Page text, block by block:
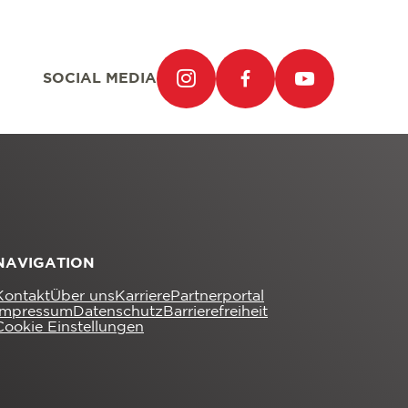
SOCIAL MEDIA
Über uns KarrierePartnerportal
Datenschutz Barrierefreiheit
Einstellungen